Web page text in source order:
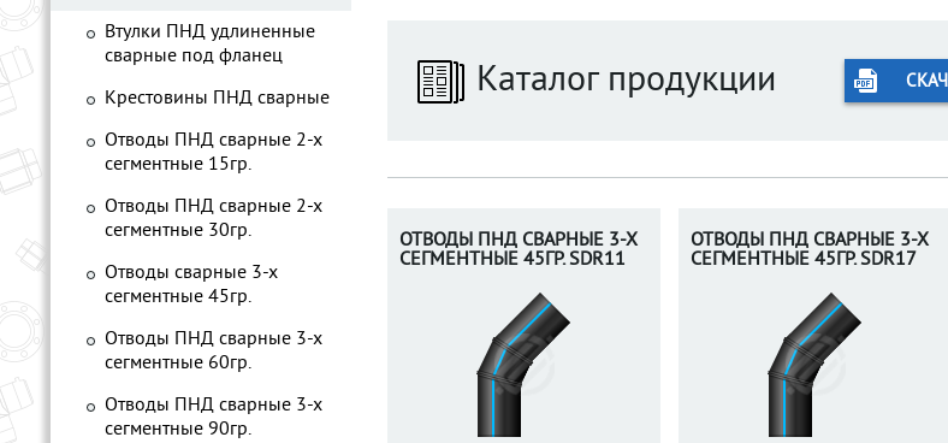
Каталог продукции
ОТВОДЫ ПНД СВАРНЫЕ 3-Х
СЕГМЕНТНЫЕ 45ГР. SDR11
ОТВОДЫ ПНД СВАРНЫЕ 3-Х
СЕГМЕНТНЫЕ 45ГР. SDR17
Втулки ПНД удлиненные
сварные под фланец
Крестовины ПНД сварные
Отводы ПНД сварные 2-х
сегментные 15гр.
Отводы ПНД сварные 2-х
сегментные 30гр.
Отводы сварные 3-х
сегментные 45гр.
Отводы ПНД сварные 3-х
сегментные 60гр.
Отводы ПНД сварные 3-х
сегментные 90гр.